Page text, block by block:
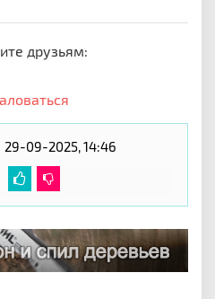
друзьям:
29-09-2025, 14:46